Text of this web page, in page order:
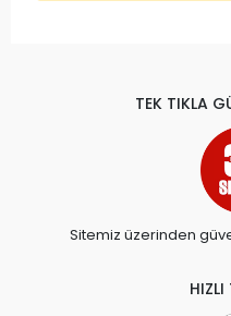
TEK TIKLA
Sitemiz üzerinden
HIZLI